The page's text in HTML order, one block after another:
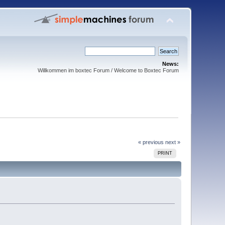
News:
Willkommen im boxtec Forum / Welcome to Boxtec Forum
« previous next »
PRINT